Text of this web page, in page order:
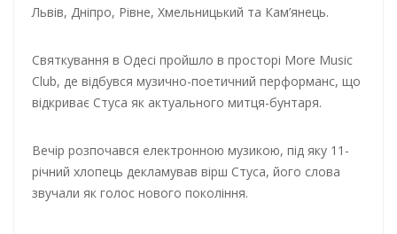
Львів, Дніпро, Рівне, Хмельницький та Кам’янець.
Святкування в Одесі пройшло в просторі More Music
Club, де відбувся музично-поетичний перформанс, що
відкриває Стуса як актуального митця-бунтаря.
Вечір розпочався електронною музикою, під яку 11-
річний хлопець декламував вірш Стуса, його слова
звучали як голос нового покоління.